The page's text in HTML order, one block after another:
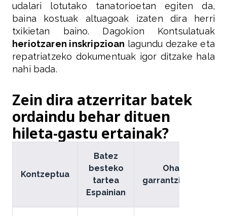
udalari lotutako tanatorioetan egiten da,
baina kostuak altuagoak izaten dira herri
txikietan baino. Dagokion Kontsulatuak
heriotzaren inskripzioan lagundu dezake eta
repatriatzeko dokumentuak igor ditzake hala
nahi bada.
Zein dira atzerritar batek
ordaindu behar dituen
hileta-gastu ertainak?
Kontzeptua
Batez
besteko
tartea
Espainian
Ohar
garrantzitsuak